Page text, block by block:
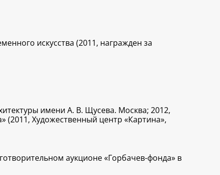
искусства (2011, награжден за
имени А. В. Щусева. Москва; 2012,
Художественный центр «Картина»,
аукционе «Горбачев-фонда» в